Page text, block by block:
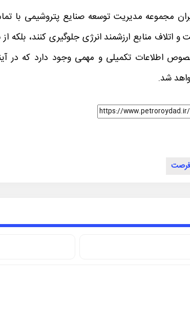
مجموعه مدیریت توسعه صنایع پتروشیمی با
و اتلاف منابع ارزشمند انرژی جلوگیری کنند، بلکه
اطلاعات تکمیلی و مهمی وجود دارد که
شد.
فرصت